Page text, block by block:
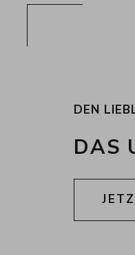
DEN
DAS